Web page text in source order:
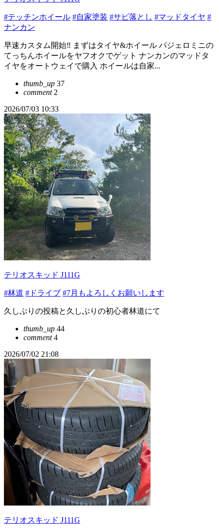
#テッチンホイール #自家塗装 #サビ落とし #マッドタイヤ #
ナンカン
早速カスタム開始‼️ まずはタイヤ&ホイール パジェロミニの
てっちんホイールをヤフオクでゲット ナンカンのマッドタ
イヤをオートウェイで購入 ホイールは自家...
thumb_up 37
comment2
2026/07/03 10:33
テリオスキッド J111G
#林道 #ドライブ #7月もよろしくお願いします
久しぶりの投稿と久しぶりの初心者林道にて
thumb_up 44
comment4
2026/07/02 21:08
テリオスキッド J111G